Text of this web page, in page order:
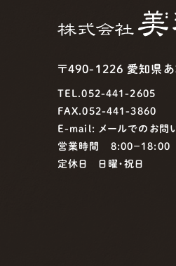
〒490-1226 愛知県あ
TEL.052-441-2605
FAX.052-441-3860
E-mail: メールでのお問
営業時間 8:00−18:00
定休日 日曜・祝日